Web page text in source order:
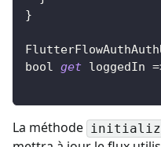
}
bool get loggedIn =
La méthode